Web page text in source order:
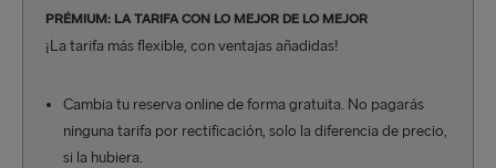
PRÉMIUM: LA TARIFA CON LO MEJOR DE LO MEJOR
¡La tarifa más flexible, con ventajas añadidas!
Cambia tu reserva online de forma gratuita. No pagarás
ninguna tarifa por rectificación, solo la diferencia de precio,
si la hubiera.